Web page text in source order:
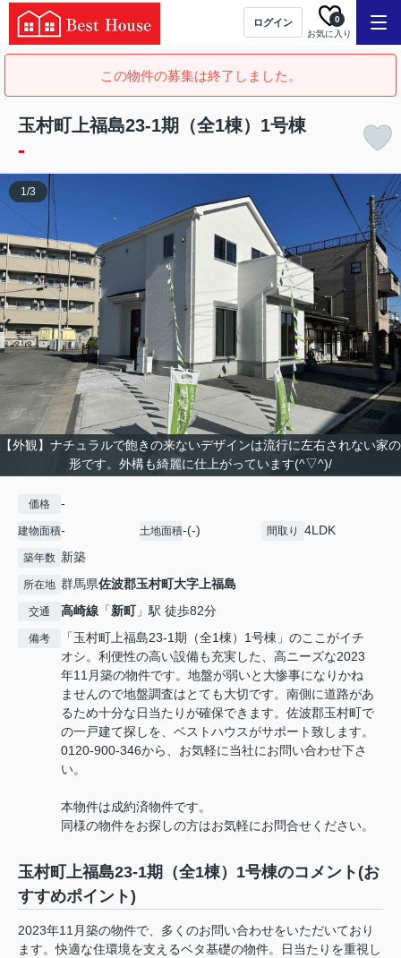
ログイン
お気に入り
0
この物件の募集は終了しました。
玉村町上福島23-1期（全1棟）1号棟
-
【外観】ナチュラルで飽きの来ないデザインは流行に左右されない家の
形です。外構も綺麗に仕上がっています(^▽^)/
1/3
価格 -
建物面積- 土地面積-(-) 間取り 4LDK
築年数 新築
所在地 群馬県佐波郡玉村町大字上福島
交通 高崎線 「新町」駅 徒歩82分
備考
「玉村町上福島23-1期（全1棟）1号棟」のここがイチ
オシ。利便性の高い設備も充実した、高ニーズな2023
年11月築の物件です。地盤が弱いと大惨事になりかね
ませんので地盤調査はとても大切です。南側に道路があ
るため十分な日当たりが確保できます。佐波郡玉村町で
の一戸建て探しを、ベストハウスがサポート致します。
0120-900-346から、お気軽に当社にお問い合わせ下さ
い。
本物件は成約済物件です。
同様の物件をお探しの方はお気軽にお問合せください。
玉村町上福島23-1期（全1棟）1号棟のコメント(お
すすめポイント)
2023年11月築の物件で、多くのお問い合わせをいただいており
ます。快適な住環境を支えるベタ基礎の物件。日当たりを重視し